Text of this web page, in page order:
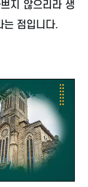
지 않으리라 생
는 점입니다.